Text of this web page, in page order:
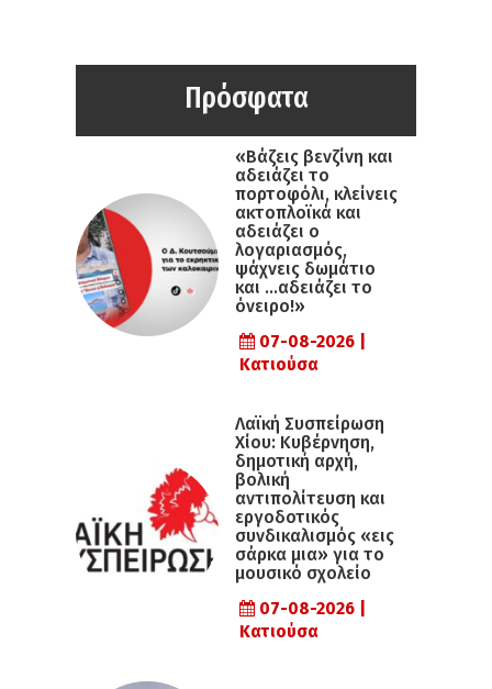
Πρόσφατα
«Βάζεις βενζίνη και
αδειάζει το
πορτοφόλι, κλείνεις
ακτοπλοϊκά και
αδειάζει ο
λογαριασμός,
ψάχνεις δωμάτιο
και …αδειάζει το
όνειρο!»
07-08-2026 |
Κατιούσα
Λαϊκή Συσπείρωση
Χίου: Κυβέρνηση,
δημοτική αρχή,
βολική
αντιπολίτευση και
εργοδοτικός
συνδικαλισμός «εις
σάρκα μια» για το
μουσικό σχολείο
07-08-2026 |
Κατιούσα